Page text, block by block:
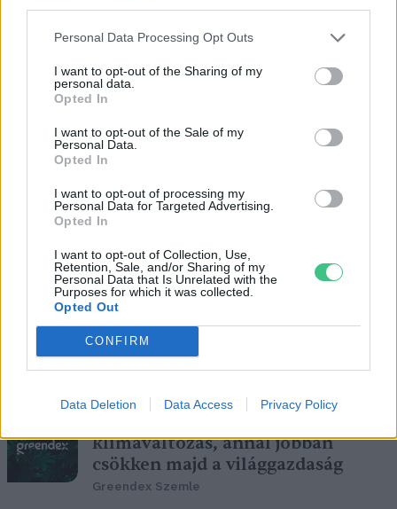
Personal Data Processing Opt Outs
I want to opt-out of the Sharing of my
personal data.
Opted In
I want to opt-out of the Sale of my
Personal Data.
Opted In
I want to opt-out of processing my
Personal Data for Targeted Advertising.
Opted In
I want to opt-out of Collection, Use,
Retention, Sale, and/or Sharing of my
Personal Data that Is Unrelated with the
Purposes for which it was collected.
Opted Out
CONFIRM
Data Deletion Data Access Privacy Policy
tizede működik a körforgásosság
elvei szerint
Greendex szemle
Új-Zélandon vészelhetjük át
legnagyobb eséllyel a civilizáció
összeomlását
Greendex Szemle
klímaváltozás, annál jobban
csökken majd a világgazdaság
Greendex Szemle